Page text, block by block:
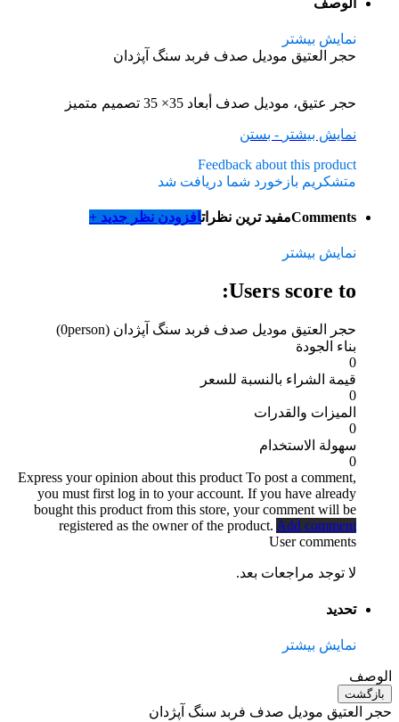
نمایش بیشتر
حجر العتیق مودیل صدف فربد سنگ آپژدان
حجر عتيق، مودیل صدف أبعاد 35× 35 تصميم متميز
نمایش بیشتر - بستن
Feedback about this product
متشکریم بازخورد شما دریافت شد
Commentsمفید ترین نظراتافزودن نظر جدید +
نمایش بیشتر
Users score to:
حجر العتیق مودیل صدف فربد سنگ آپژدان (0person)
بناء الجودة
0
قيمة الشراء بالنسبة للسعر
0
الميزات والقدرات
0
سهولة الاستخدام
0
Express your opinion about this product To post a comment,
you must first log in to your account. If you have already
bought this product from this store, your comment will be
registered as the owner of the product. Add comment
User comments
لا توجد مراجعات بعد.
تحديد
نمایش بیشتر
الوصف
بازگشت
حجر العتیق مودیل صدف فربد سنگ آپژدان